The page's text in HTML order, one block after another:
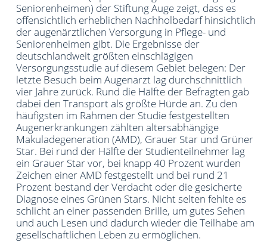
Seniorenheimen) der Stiftung Auge zeigt, dass es
offensichtlich erheblichen Nachholbedarf hinsichtlich
der augenärztlichen Versorgung in Pflege- und
Seniorenheimen gibt. Die Ergebnisse der
deutschlandweit größten einschlägigen
Versorgungsstudie auf diesem Gebiet belegen: Der
letzte Besuch beim Augenarzt lag durchschnittlich
vier Jahre zurück. Rund die Hälfte der Befragten gab
dabei den Transport als größte Hürde an. Zu den
häufigsten im Rahmen der Studie festgestellten
Augenerkrankungen zählten altersabhängige
Makuladegeneration (AMD), Grauer Star und Grüner
Star. Bei rund der Hälfte der Studienteilnehmer lag
ein Grauer Star vor, bei knapp 40 Prozent wurden
Zeichen einer AMD festgestellt und bei rund 21
Prozent bestand der Verdacht oder die gesicherte
Diagnose eines Grünen Stars. Nicht selten fehlte es
schlicht an einer passenden Brille, um gutes Sehen
und auch Lesen und dadurch wieder die Teilhabe am
gesellschaftlichen Leben zu ermöglichen.